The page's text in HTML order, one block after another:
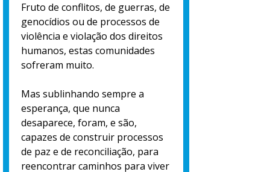
Fruto de conflitos, de guerras, de
genocídios ou de processos de
violência e violação dos direitos
humanos, estas comunidades
sofreram muito.
Mas sublinhando sempre a
esperança, que nunca
desaparece, foram, e são,
capazes de construir processos
de paz e de reconciliação, para
reencontrar caminhos para viver